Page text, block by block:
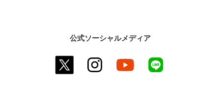
公式ソーシャルメディア
twitter instagram youtube